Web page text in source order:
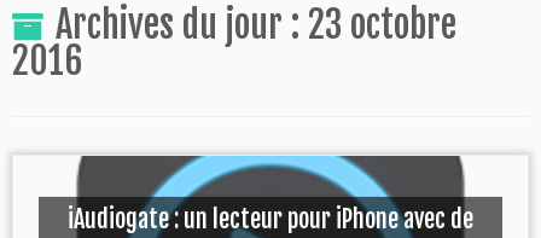
Archives du jour : 23 octobre
2016
iAudiogate : un lecteur pour iPhone avec de